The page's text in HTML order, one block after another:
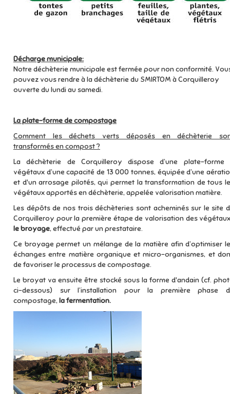
Décharge municipale:
Notre déchèterie municipale est fermée pour non conformité.
pouvez vous rendre à la déchèterie du SMIRTOM à Corquilleroy
ouverte du lundi au samedi.
La plate-forme de compostage
Comment les déchets verts déposés en déchèterie
transformés en compost ?
La déchèterie de Corquilleroy dispose d’une plate-forme
végétaux d’une capacité de 13 000 tonnes, équipée d’une
et d'un arrosage pilotés, qui permet la transformation de tous
végétaux apportés en déchèterie, appelée valorisation matière.
Les dépôts de nos trois déchèteries sont acheminés sur le site
Corquilleroy pour la première étape de valorisation des
le broyage, effectué par un prestataire.
Ce broyage permet un mélange de la matière afin d’optimiser
échanges entre matière organique et micro-organismes, et
de favoriser le processus de compostage.
Le broyat va ensuite être stocké sous la forme d'andain (cf.
ci-dessous) sur l’installation pour la première phase
compostage, la fermentation.